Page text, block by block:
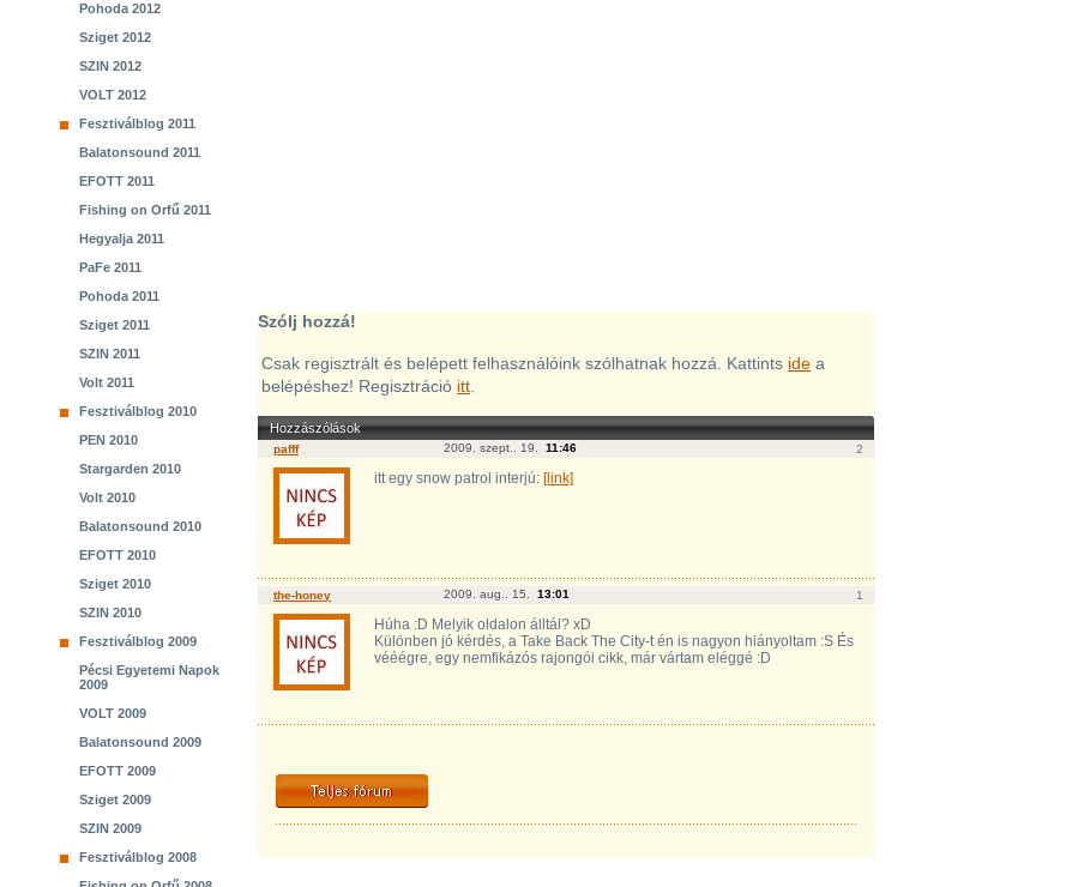
Pohoda 2012
Sziget 2012
SZIN 2012
VOLT 2012
Fesztiválblog 2011
Balatonsound 2011
EFOTT 2011
Fishing on Orfű 2011
Hegyalja 2011
PaFe 2011
Pohoda 2011
Sziget 2011
SZIN 2011
Volt 2011
Fesztiválblog 2010
PEN 2010
Stargarden 2010
Volt 2010
Balatonsound 2010
EFOTT 2010
Sziget 2010
SZIN 2010
Fesztiválblog 2009
Pécsi Egyetemi Napok
2009
VOLT 2009
Balatonsound 2009
EFOTT 2009
Sziget 2009
SZIN 2009
Fesztiválblog 2008
Szólj hozzá!
Csak regisztrált és belépett felhasználóink szólhatnak hozzá. Kattints ide a
belépéshez! Regisztráció itt.
Hozzászólások
pafff 2009. szept.. 19. 11:46 2
itt egy snow patrol interjú: [link]
the-honey 2009. aug.. 15. 13:01 1
Húha :D Melyik oldalon álltál? xD
Különben jó kérdés, a Take Back The City-t én is nagyon hiányoltam :S És
vééégre, egy nemfikázós rajongói cikk, már vártam eléggé :D